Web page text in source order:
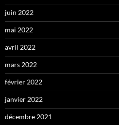
juin 2022
mai 2022
avril 2022
mars 2022
février 2022
janvier 2022
décembre 2021